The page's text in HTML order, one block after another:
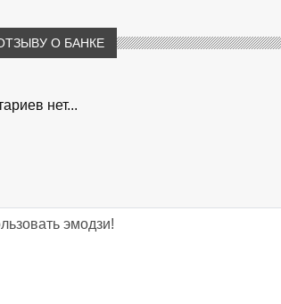
О БАНКЕ
нет...